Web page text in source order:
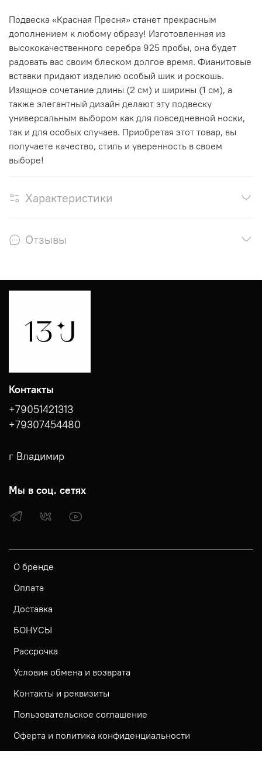
Подвеска «Красная Пресня» станет прекрасным
дополнением к любому образу! Изготовленная из
высококачественного серебра 925 пробы, она будет
радовать вас своим блеском долгое время. Фианитовые
вставки придают изделию особый шик и роскошь.
Изящное сочетание длины (2 см) и ширины (1 см), а
также элегантный дизайн делают эту подвеску
универсальным выбором как для повседневной носки,
так и для особых случаев. Приобретая этот товар, вы
получаете качество, стиль и уверенность в своем
выборе!
Характеристики
Отзывы
О бренде
Оплата
Доставка
БОНУСЫ
Рассрочка
Условия обмена и возврата
Контакты и реквизиты
Пользовательское соглашение
Оферта и политика конфиденциальности
Контакты
+79051421313
+79307454480
г Владимир
Мы в соц. сетях